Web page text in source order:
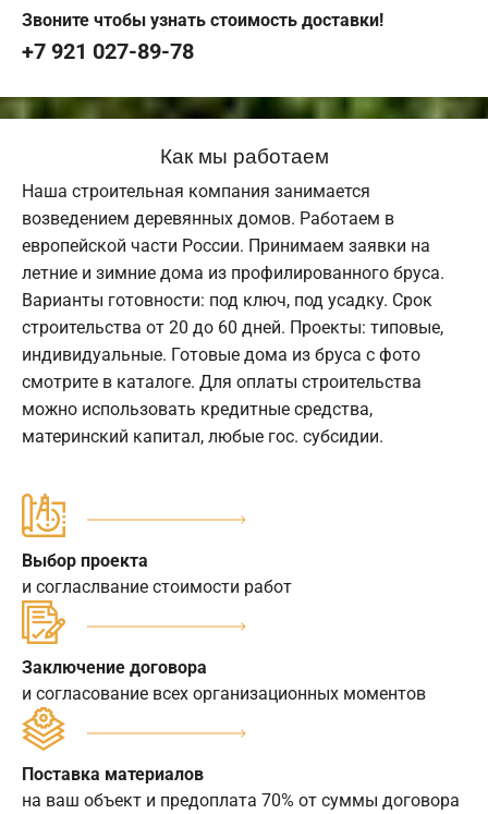
Звоните чтобы узнать стоимость доставки!
+7 921 027-89-78
Как мы работаем
Наша строительная компания занимается
возведением деревянных домов. Работаем в
европейской части России. Принимаем заявки на
летние и зимние дома из профилированного бруса.
Варианты готовности: под ключ, под усадку. Срок
строительства от 20 до 60 дней. Проекты: типовые,
индивидуальные. Готовые дома из бруса с фото
смотрите в каталоге. Для оплаты строительства
можно использовать кредитные средства,
материнский капитал, любые гос. субсидии.
Выбор проекта
и согласлвание стоимости работ
Заключение договора
и согласование всех организационных моментов
Поставка материалов
на ваш объект и предоплата 70% от суммы договора